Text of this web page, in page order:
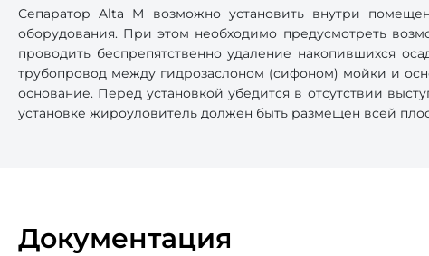
Сепаратор Alta M возможно установить внутри
оборудования. При этом необходимо предусмотреть
проводить беспрепятственно удаление накопившихся
трубопровод между гидрозаслоном (сифоном) мойки и
основание. Перед установкой убедится в отсутствии
установке жироуловитель должен быть размещен всей
Документация